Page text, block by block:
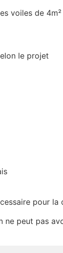
voiles de 4m²
le projet
pour la
ne peut pas